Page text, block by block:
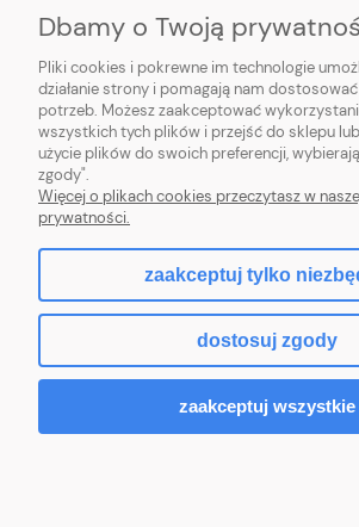
O NAS
Sklep z klockami LEGO, Playmobil, modelami
zabawkami dla dziewczynek Baby Born, Baby
artykułami modelarskimi Games Workshop,
Copyright © 2026 tommytoys.pl Wszystkie prawa
Sklep internetowy
Dbamy o Twoją
Pliki cookies i pokrewne im technologie
działanie strony i pomagają nam
potrzeb. Możesz zaakceptować
wszystkich tych plików i przejść do sklepu
użycie plików do swoich preferencji,
zgody".
Więcej o plikach cookies przeczytasz w
prywatności.
zaakceptuj tylko
dostosuj zgody
zaakceptuj wszystkie